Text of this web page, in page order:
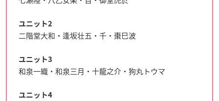
ユニット2
二階堂大和・逢坂壮五・千・棗巳波
ユニット3
和泉一織・和泉三月・十龍之介・狗丸トウマ
ユニット4